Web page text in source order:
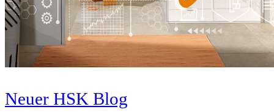
Neuer HSK Blog